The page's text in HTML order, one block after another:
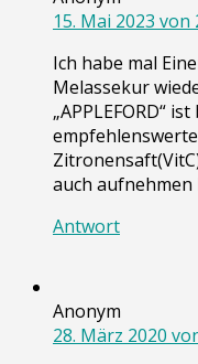
15. Mai 2023 von
Ich habe mal
Melassekur
„APPLEFORD“
auch aufnehmen
Antwort
Anonym
28. März 2020